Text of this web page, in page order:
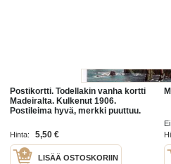
Postikortti. Todellakin vanha kortti
Madeiralta. Kulkenut 1906.
Postileima hyvä, merkki puuttuu.
Hinta: 5,50 €
LISÄÄ OSTOSKORIIN